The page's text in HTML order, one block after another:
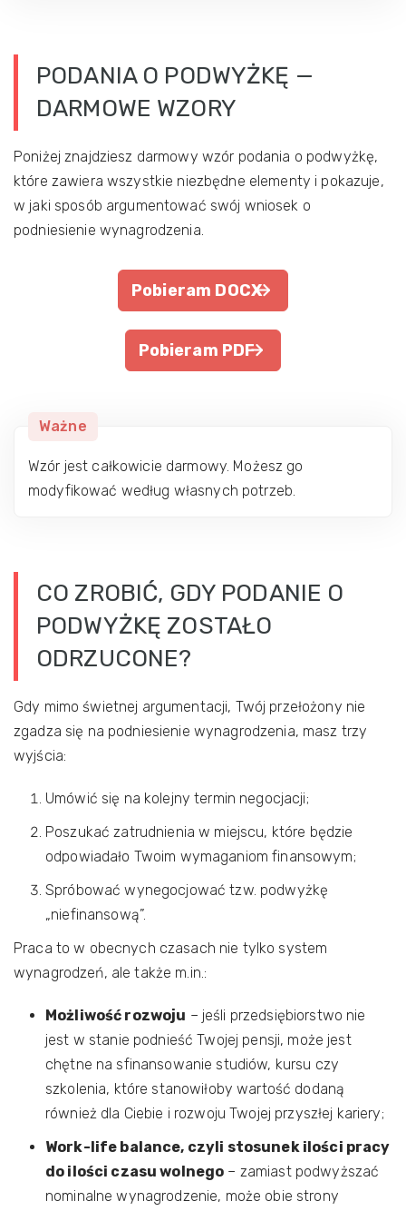
PODANIA O PODWYŻKĘ —
DARMOWE WZORY
Poniżej znajdziesz darmowy wzór podania o podwyżkę,
które zawiera wszystkie niezbędne elementy i pokazuje,
w jaki sposób argumentować swój wniosek o
podniesienie wynagrodzenia.
Pobieram DOCX
Pobieram PDF
Ważne
Wzór jest całkowicie darmowy. Możesz go
modyfikować według własnych potrzeb.
CO ZROBIĆ, GDY PODANIE O
PODWYŻKĘ ZOSTAŁO
ODRZUCONE?
Gdy mimo świetnej argumentacji, Twój przełożony nie
zgadza się na podniesienie wynagrodzenia, masz trzy
wyjścia:
Umówić się na kolejny termin negocjacji;
Poszukać zatrudnienia w miejscu, które będzie
odpowiadało Twoim wymaganiom finansowym;
Spróbować wynegocjować tzw. podwyżkę
„niefinansową”.
Praca to w obecnych czasach nie tylko system
wynagrodzeń, ale także m.in.:
Możliwość rozwoju – jeśli przedsiębiorstwo nie
jest w stanie podnieść Twojej pensji, może jest
chętne na sfinansowanie studiów, kursu czy
szkolenia, które stanowiłoby wartość dodaną
również dla Ciebie i rozwoju Twojej przyszłej kariery;
Work-life balance, czyli stosunek ilości pracy
do ilości czasu wolnego – zamiast podwyższać
nominalne wynagrodzenie, może obie strony